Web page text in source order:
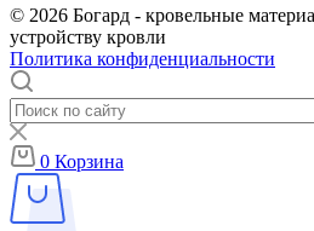
© 2026 Богард - кровельные
устройству кровли
Политика конфиденциальности
0 Корзина